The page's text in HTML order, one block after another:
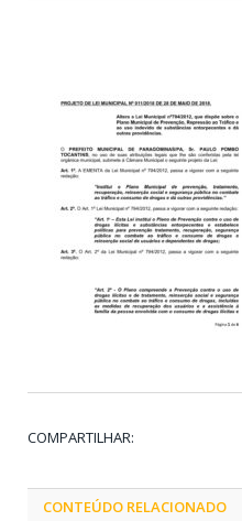
COMPARTILHAR:
CONTEÚDO RELACIONADO